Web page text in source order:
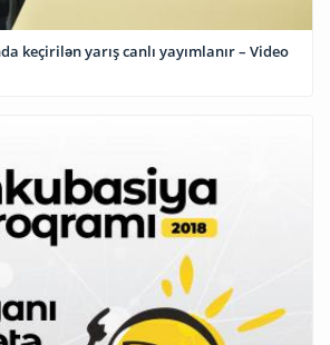
keçirilən yarış canlı yayımlanır – Video